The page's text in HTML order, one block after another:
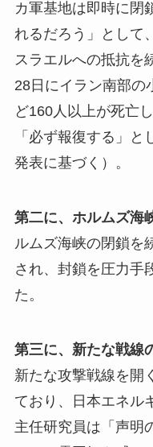
カ軍基地は即時に閉
れるだろう」として
スラエルへの抵抗を
28日にイラン南部の
ど160人以上が死亡
「必ず報復する」
発表に基づく）。
第二に、ホルムズ海
ルムズ海峡の閉鎖を
され、封鎖を圧力手
た。
第三に、新たな戦線
新たな攻撃戦線を開
ており、日本エネル
主任研究員は「声明